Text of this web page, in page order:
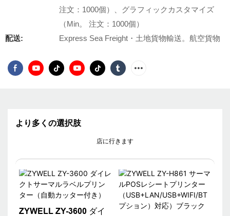
注文：1000個）、グラフィックカスタマイズ
（Min。 注文：1000個）
配送:
Express Sea Freight・土地貨物輸送。航空貨物
より多くの選択肢
店に行きます
ZYWELL ZY-3600 ダイ